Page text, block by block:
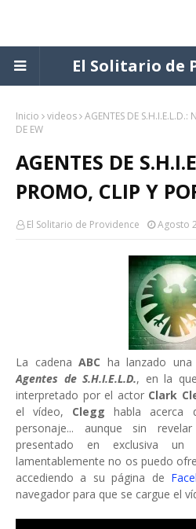
El Solitario de
Inicio videos AGENTES DE S.H.I.E.L.D.:
DE EW
AGENTES DE
PROMO, CLIP Y
El Solitario de Providence Agosto
La cadena ABC ha lanzado
Agentes de S.H.I.E.L.D., en la
interpretado por el actor Clark
el vídeo, Clegghabla acerca
personaje... aunque sin
presentado en exclusiva
lamentablemente no os puedo
accediendo a su página de
navegador para que se cargue el